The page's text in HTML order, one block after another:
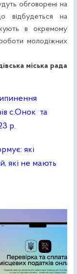
обговорені на
відбудеться на
в окремому
молодіжних
міська рада
с.Онок та
р.
які
які не мають